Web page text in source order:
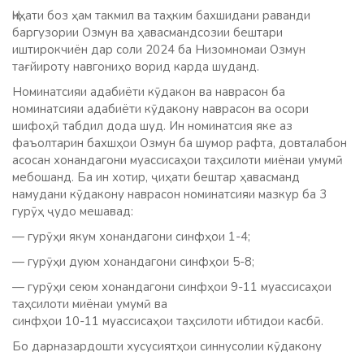
Ҷиҳати боз ҳам такмил ва таҳким бахшидани раванди
баргузории Озмун ва ҳавасмандсозии бештари
иштирокчиён дар соли 2024 ба Низомномаи Озмун
тағйироту навгониҳо ворид карда шуданд.
Номинатсияи адабиёти кӯдакон ва наврасон ба
номинатсияи адабиёти кӯдакону наврасон ва осори
шифоҳӣ табдил дода шуд. Ин номинатсия яке аз
фаъолтарин бахшҳои Озмун ба шумор рафта, довталабон
асосан хонандагони муассисаҳои таҳсилоти миёнаи умумӣ
мебошанд. Ба ин хотир, ҷиҳати бештар ҳавасманд
намудани кӯдакону наврасон номинатсияи мазкур ба 3
гурӯҳ ҷудо мешавад:
— гурӯҳи якум хонандагони синфҳои 1-4;
— гурӯҳи дуюм хонандагони синфҳои 5-8;
— гурӯҳи сеюм хонандагони синфҳои 9-11 муассисаҳои
таҳсилоти миёнаи умумӣ ва
синфҳои 10-11 муассисаҳои таҳсилоти ибтидои касбӣ.
Бо дарназардошти хусусиятҳои синнусолии кӯдакону